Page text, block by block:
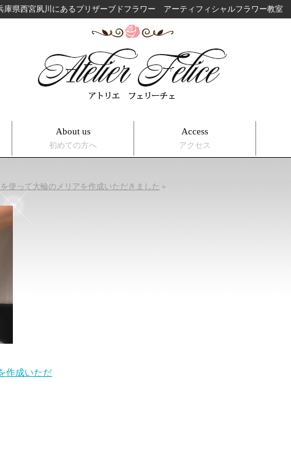
庫県西宮夙川にあるプリザーブドフラワー アーティフィシャルフラワー教室
About us
初めての方へ
Access
アクセス
使って大輪のメリアを作成いただきました »
作成いただ